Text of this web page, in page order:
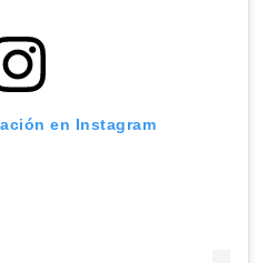
en Instagram